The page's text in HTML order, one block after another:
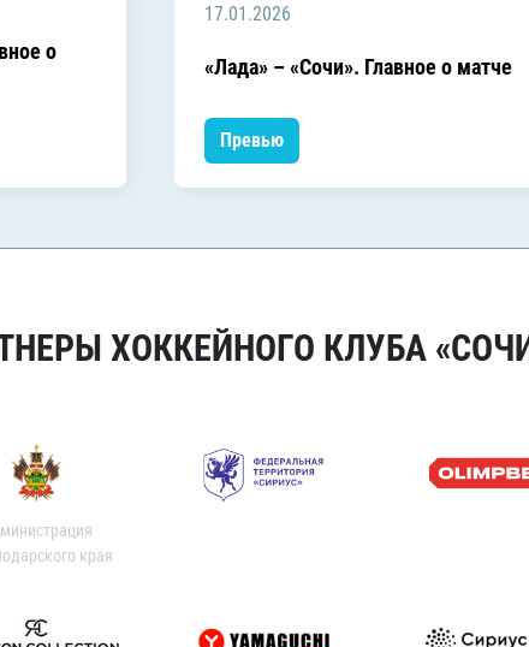
о
17.01.2026
«Лада» – «Сочи». Главное о матче
Превью
ХОККЕЙНОГО КЛУБА
края